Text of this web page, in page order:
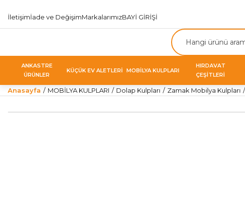
İletişimİade ve DeğişimMarkalarımızBAYİ GİRİŞİ
ANKASTRE
ÜRÜNLER
KÜÇÜK EV ALETLERİ MOBİLYA KULPLARI
HIRDAVAT
ÇEŞİTLERİ
Anasayfa MOBİLYA KULPLARI Dolap Kulpları Zamak Mobilya Kulpları